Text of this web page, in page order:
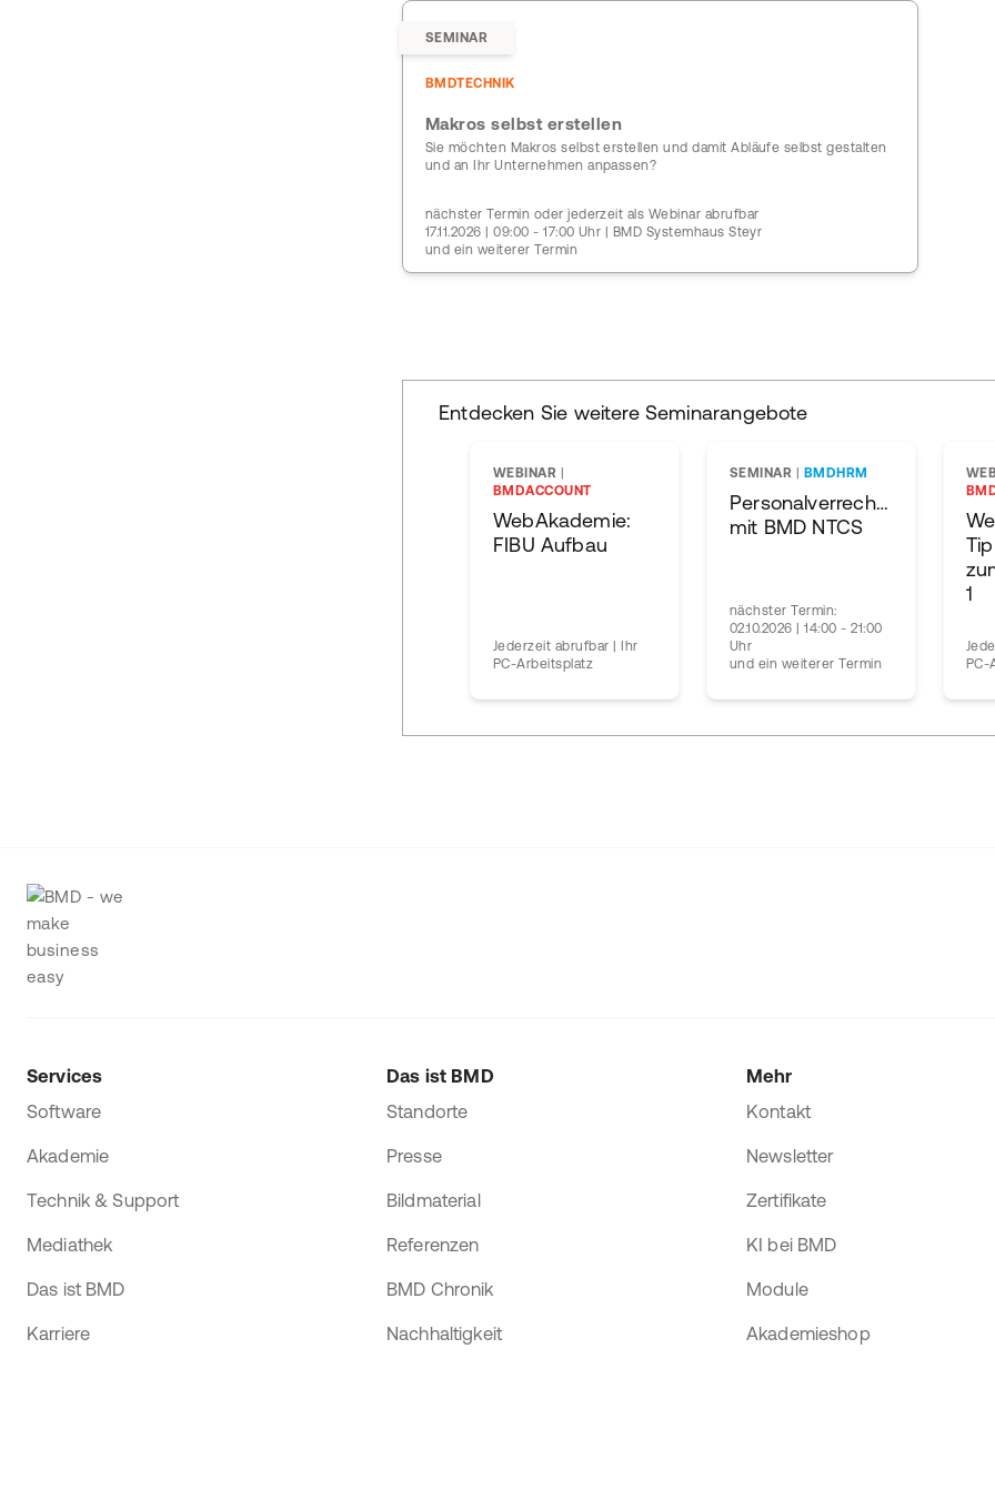
SEMINAR
BMDTECHNIK
Makros selbst erstellen
Sie möchten Makros selbst erstellen und damit Abläufe selbst gestalten
und an Ihr Unternehmen anpassen?
nächster Termin oder jederzeit als Webinar abrufbar
17.11.2026 | 09:00 - 17:00 Uhr | BMD Systemhaus Steyr
und ein weiterer Termin
Entdecken Sie weitere Seminarangebote
WEBINAR
BMDACCOUNT
WebAkademie:
FIBU Aufbau
Jederzeit abrufbar | Ihr
PC-Arbeitsplatz
SEMINAR BMDHRM
mit BMD NTCS
nächster Termin:
02.10.2026 | 14:00 - 21:00
Uhr
und ein weiterer Termin
1
Services
Software
Akademie
Technik & Support
Mediathek
Das ist BMD
Karriere
Das ist BMD
Standorte
Presse
Bildmaterial
Referenzen
BMD Chronik
Nachhaltigkeit
Mehr
Kontakt
Newsletter
Zertifikate
KI bei BMD
Module
Akademieshop